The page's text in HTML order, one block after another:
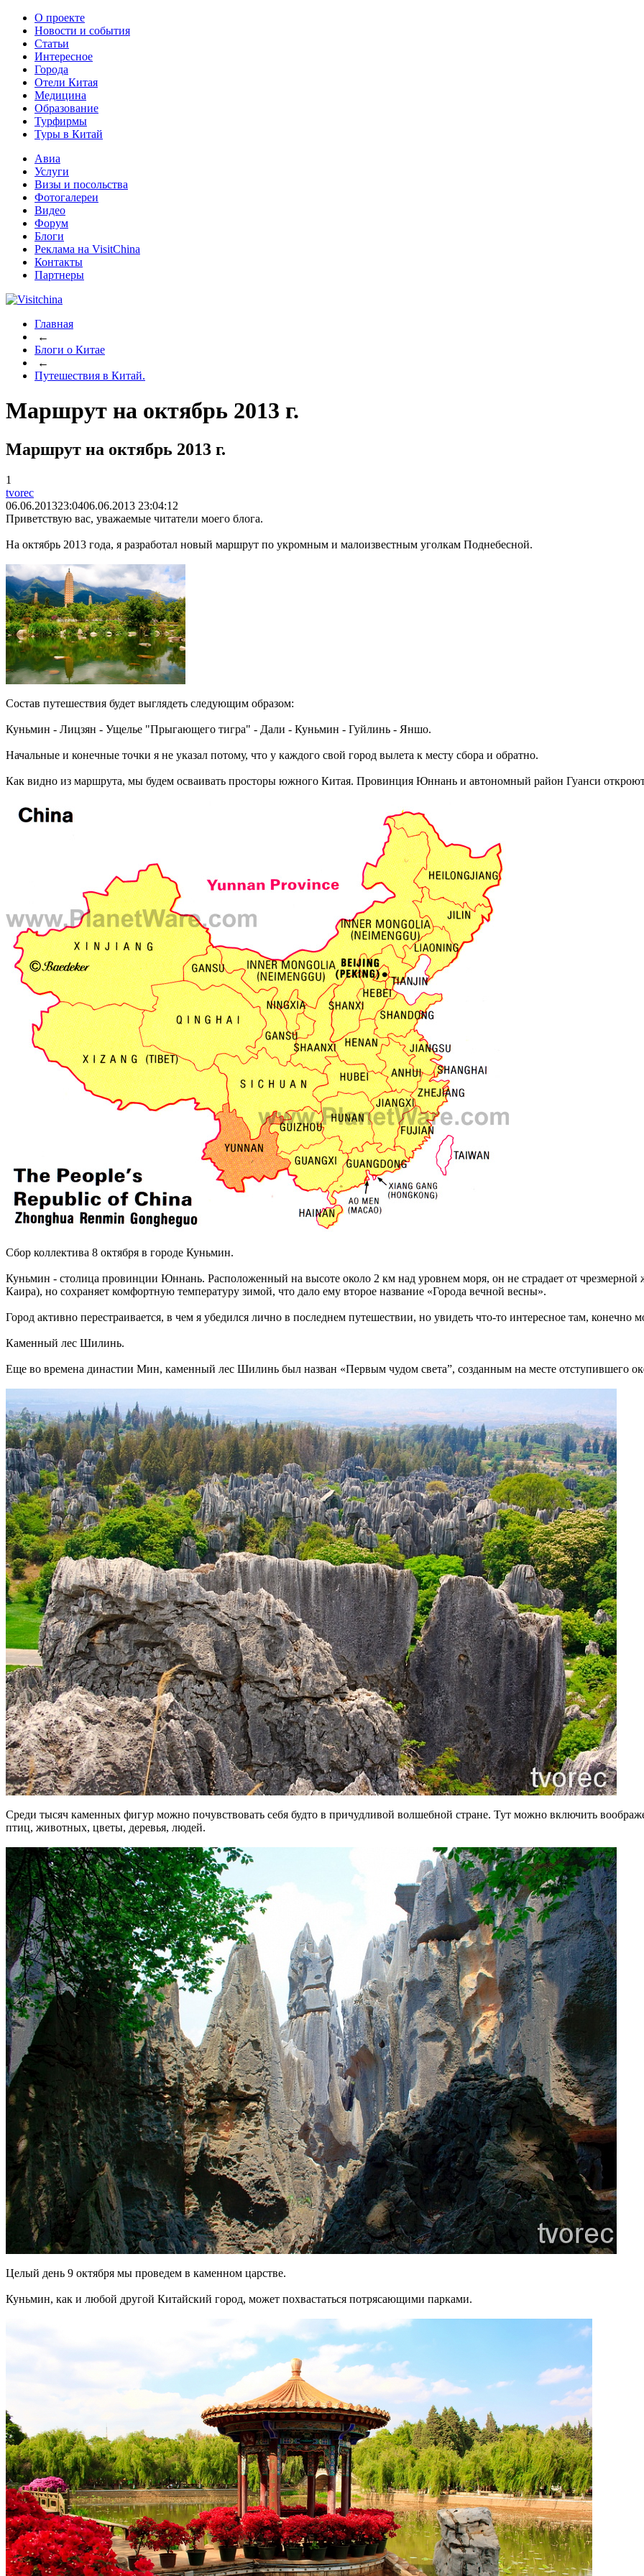
О проекте
Новости и события
Статьи
Интересное
Города
Отели Китая
Медицина
Образование
Турфирмы
Туры в Китай
Авиа
Услуги
Визы и посольства
Фотогалереи
Видео
Форум
Блоги
Реклама на VisitChina
Контакты
Партнеры
Главная
←
Блоги о Китае
←
Путешествия в Китай.
Маршрут на октябрь 2013 г.
Маршрут на октябрь 2013 г.
1
tvorec
06.06.201323:0406.06.2013 23:04:12
Приветствую вас, уважаемые читатели моего блога.
На октябрь 2013 года, я разработал новый маршрут по укромным и малоизвестным уголкам Поднебесной.
Состав путешествия будет выглядеть следующим образом:
Куньмин - Лицзян - Ущелье "Прыгающего тигра" - Дали - Куньмин - Гуйлинь - Яншо.
Начальные и конечные точки я не указал потому, что у каждого свой город вылета к месту сбора и обратно.
Как видно из маршрута, мы будем осваивать просторы южного Китая. Провинция Юннань и автономный район Гуанси
Сбор коллектива 8 октября в городе Куньмин.
Куньмин - столица провинции Юннань. Расположенный на высоте около 2 км над уровнем моря, он не страдает от
Каира), но сохраняет комфортную температуру зимой, что дало ему второе название «Города вечной весны».
Город активно перестраивается, в чем я убедился лично в последнем путешествии, но увидеть что-то интересное там, конечно
Каменный лес Шилинь.
Еще во времена династии Мин, каменный лес Шилинь был назван «Первым чудом света”, созданным на месте отступившего
Среди тысяч каменных фигур можно почувствовать себя будто в причудливой волшебной стране. Тут можно включить
птиц, животных, цветы, деревья, людей.
Целый день 9 октября мы проведем в каменном царстве.
Куньмин, как и любой другой Китайский город, может похвастаться потрясающими парками.